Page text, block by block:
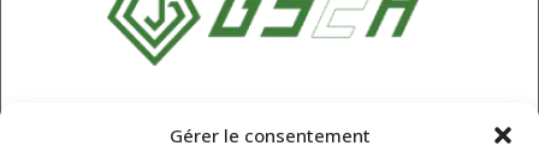
Gérer le consentement
SARL GS2A